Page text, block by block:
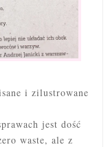
i zilustrowane
jest dość
waste, ale z